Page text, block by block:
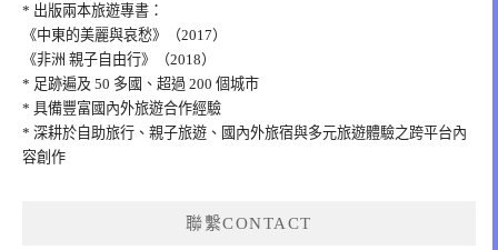
* 出版兩本旅遊專書：
《中東的美麗與哀愁》（2017）
《非洲 親子自由行》（2018）
* 足跡遍及 50 多國、超過 200 個城市
* 具備豐富國內外旅遊合作經驗
* 深耕於自助旅行、親子旅遊、國內外旅宿與多元旅遊體驗之跨平台內
容創作
聯繫CONTACT